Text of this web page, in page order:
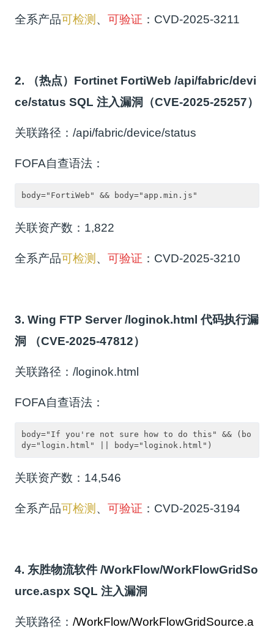
全系产品可检测 、可验证 ：CVD-2025-3211
2. （热点）Fortinet FortiWeb /api/fabric/devi
ce/status SQL 注入漏洞（CVE-2025-25257）
关联路径：/api/fabric/device/status
FOFA自查语法：
body="FortiWeb" && body="app.min.js"
关联资产数：1,822
全系产品可检测 、可验证 ：CVD-2025-3210
3. Wing FTP Server /loginok.html 代码执行漏
洞 （CVE-2025-47812）
关联路径：/loginok.html
FOFA自查语法：
body="If you're not sure how to do this" && (bo
dy="login.html" || body="loginok.html")
关联资产数：14,546
全系产品可检测 、可验证 ：CVD-2025-3194
4. 东胜物流软件 /WorkFlow/WorkFlowGridSo
urce.aspx SQL 注入漏洞
关联路径：/WorkFlow/WorkFlowGridSource.a